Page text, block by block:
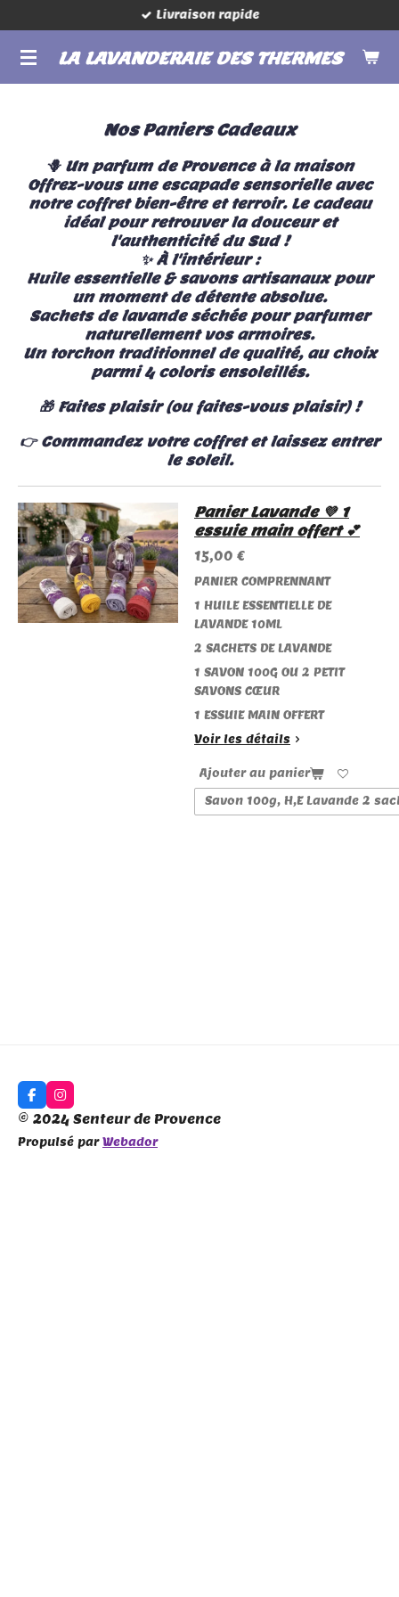
contenu
LA LAVANDERAIE DES THERMES
Livraison rapide
Nos Paniers Cadeaux
🪻 Un parfum de Provence à la maison
Offrez-vous une escapade sensorielle avec
notre coffret bien-être et terroir. Le cadeau
idéal pour retrouver la douceur et
l'authenticité du Sud !
✨ À l'intérieur :
Huile essentielle & savons artisanaux pour
un moment de détente absolue.
Sachets de lavande séchée pour parfumer
naturellement vos armoires.
Un torchon traditionnel de qualité, au choix
parmi 4 coloris ensoleillés.
🎁 Faites plaisir (ou faites-vous plaisir) !
👉 Commandez votre coffret et laissez entrer
le soleil.
Panier Lavande 💜 1
essuie main offert 💕
15,00 €
PANIER COMPRENNANT
1 HUILE ESSENTIELLE DE
LAVANDE 10ML
2 SACHETS DE LAVANDE
1 SAVON 100G OU 2 PETIT
SAVONS CŒUR
1 ESSUIE MAIN OFFERT
Voir les détails
Ajouter au panier
F
a
c
e
b
I
n
s
t
a
© 2024 Senteur de Provence
Propulsé par Webador